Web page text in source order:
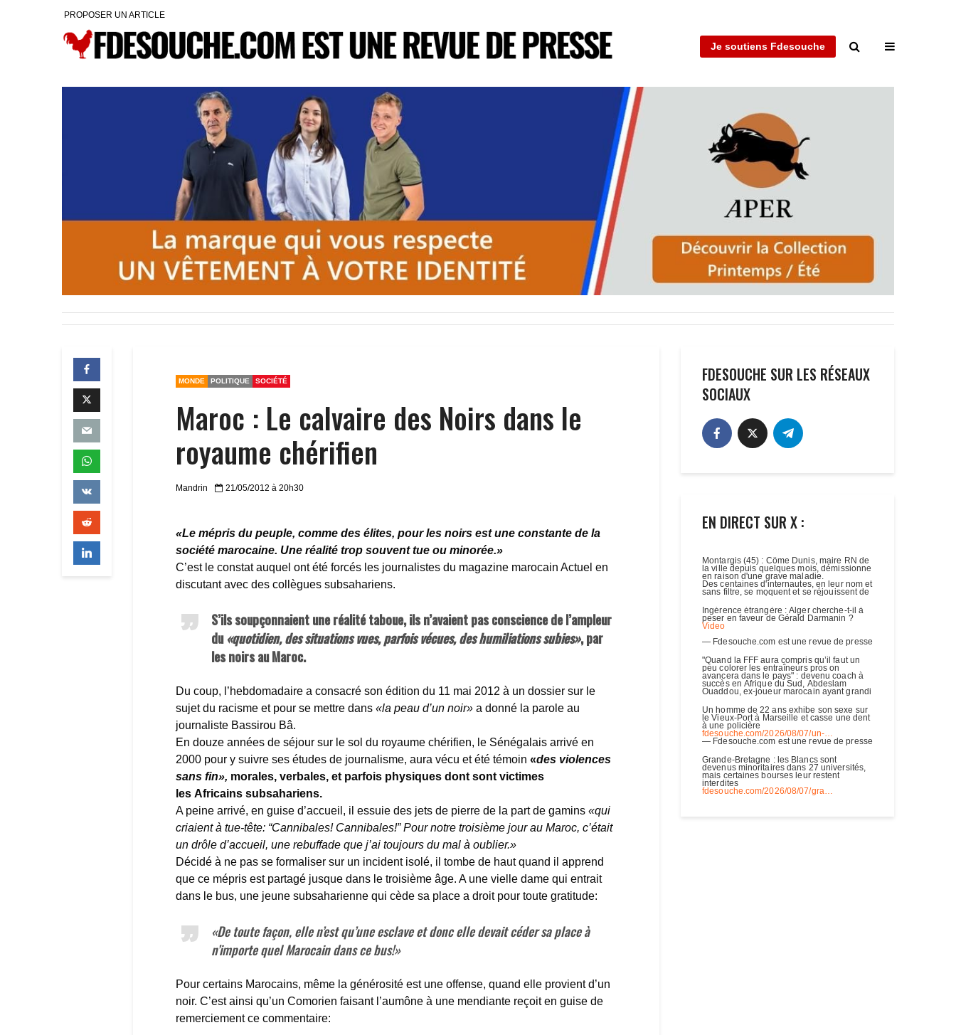
PROPOSER UN ARTICLE
Je soutiens Fdesouche
MONDE POLITIQUE SOCIÉTÉ
Maroc : Le calvaire des Noirs dans le
royaume chérifien
Mandrin 21/05/2012 à 20h30
«Le mépris du peuple, comme des élites, pour les noirs est une constante de la
société marocaine. Une réalité trop souvent tue ou minorée.»
C’est le constat auquel ont été forcés les journalistes du magazine marocain Actuel en
discutant avec des collègues subsahariens.
S’ils soupçonnaient une réalité taboue, ils n’avaient pas conscience de l’ampleur
du«quotidien, des situations vues, parfois vécues, des humiliations subies», par
les noirs au Maroc.
Du coup, l’hebdomadaire a consacré son édition du 11 mai 2012 à un dossier sur le
sujet du racisme et pour se mettre dans «la peau d’un noir» a donné la parole au
journaliste Bassirou Bâ.
En douze années de séjour sur le sol du royaume chérifien, le Sénégalais arrivé en
2000 pour y suivre ses études de journalisme, aura vécu et été témoin «des violences
sans fin», morales, verbales, et parfois physiques dont sont victimes
les Africains subsahariens.
A peine arrivé, en guise d’accueil, il essuie des jets de pierre de la part de gamins «qui
criaient à tue-tête: “Cannibales! Cannibales!” Pour notre troisième jour au Maroc, c’était
un drôle d’accueil, une rebuffade que j’ai toujours du mal à oublier.»
Décidé à ne pas se formaliser sur un incident isolé, il tombe de haut quand il apprend
que ce mépris est partagé jusque dans le troisième âge. A une vielle dame qui entrait
dans le bus, une jeune subsaharienne qui cède sa place a droit pour toute gratitude:
«De toute façon, elle n’est qu’une esclave et donc elle devait céder sa place à
n’importe quel Marocain dans ce bus!»
Pour certains Marocains, même la générosité est une offense, quand elle provient d’un
noir. C’est ainsi qu’un Comorien faisant l’aumône à une mendiante reçoit en guise de
remerciement ce commentaire:
FDESOUCHE SUR LES RÉSEAUX
SOCIAUX
EN DIRECT SUR X :